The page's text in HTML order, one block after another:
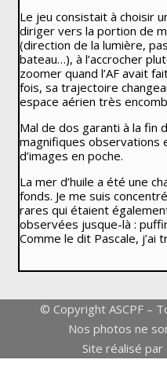
Le jeu consistait à choisir
diriger vers la portion de
(direction de la lumière,
bateau…), à l’accrocher
zoomer quand l’AF avait
fois, sa trajectoire
espace aérien très
Mal de dos garanti à la fin
magnifiques observations
d’images en poche.
La mer d’huile a été une
fonds. Je me suis
rares qui étaient
observées jusque-là :
Comme le dit Pascale, j’ai
© Copyright ASCPF –
Nos photos ne
Site réalisé par